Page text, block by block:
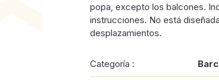
popa, excepto los balcones.
instrucciones. No está
desplazamientos.
Categoría :